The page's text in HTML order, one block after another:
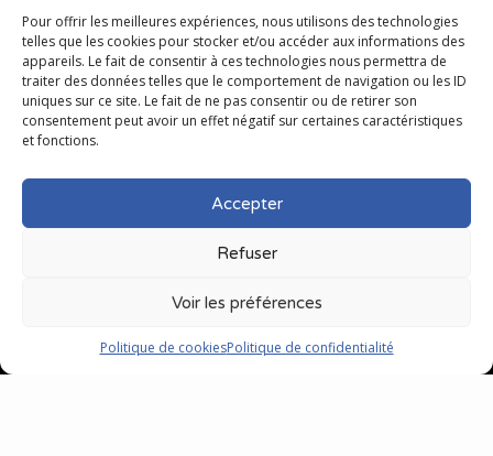
Pour offrir les meilleures expériences, nous utilisons des technologies
telles que les cookies pour stocker et/ou accéder aux informations des
appareils. Le fait de consentir à ces technologies nous permettra de
traiter des données telles que le comportement de navigation ou les ID
uniques sur ce site. Le fait de ne pas consentir ou de retirer son
consentement peut avoir un effet négatif sur certaines caractéristiques
et fonctions.
Accepter
Refuser
Voir les préférences
Politique de cookiesPolitique de confidentialité
Informations légales
Conditions Générales d’Utilisation (CGU)
Conditions Générales de Vente (CGV)
Mentions légales
Politique de confidentialité